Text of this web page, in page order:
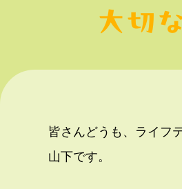
大切
皆さんどうも、ライフ
山下です。